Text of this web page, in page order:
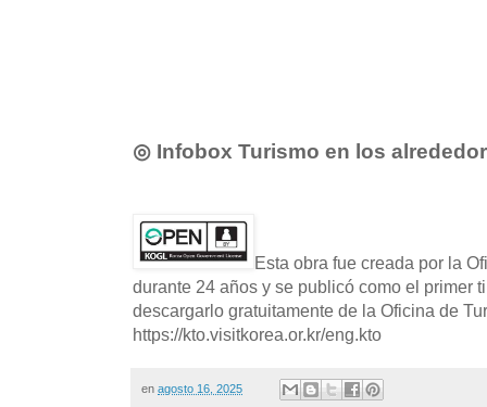
◎ Infobox Turismo en los
Esta obra fue creada por la
durante 24 años y se publicó como el primer
descargarlo gratuitamente de la Oficina de
https://kto.visitkorea.or.kr/eng.kto
en agosto 16, 2025